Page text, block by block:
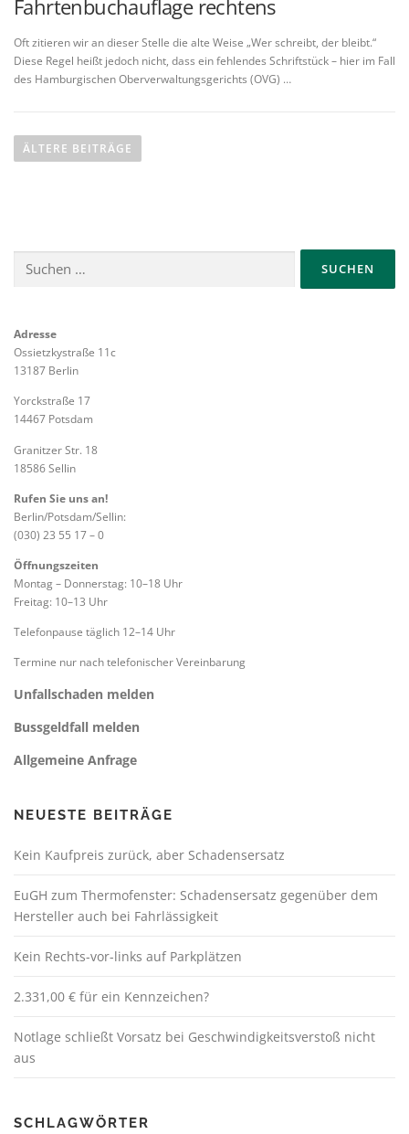
Fahrtenbuchauflage rechtens
Oft zitieren wir an dieser Stelle die alte Weise „Wer schreibt, der bleibt.“
Diese Regel heißt jedoch nicht, dass ein fehlendes Schriftstück – hier im Fall
des Hamburgischen Oberverwaltungsgerichts (OVG) …
e
a
v
g
t
i
o
n
ÄLTERE BEITRÄGE
nach:
Adresse
Ossietzkystraße 11c
13187 Berlin
Yorckstraße 17
14467 Potsdam
Granitzer Str. 18
18586 Sellin
Rufen Sie uns an!
Berlin/Potsdam/Sellin:
(030) 23 55 17 – 0
Öffnungszeiten
Montag – Donnerstag: 10–18 Uhr
Freitag: 10–13 Uhr
Telefonpause täglich 12–14 Uhr
Termine nur nach telefonischer Vereinbarung
Unfallschaden melden
Bussgeldfall melden
Allgemeine Anfrage
NEUESTE BEITRÄGE
Kein Kaufpreis zurück, aber Schadensersatz
EuGH zum Thermofenster: Schadensersatz gegenüber dem
Hersteller auch bei Fahrlässigkeit
Kein Rechts-vor-links auf Parkplätzen
2.331,00 € für ein Kennzeichen?
Notlage schließt Vorsatz bei Geschwindigkeitsverstoß nicht
aus
SCHLAGWÖRTER